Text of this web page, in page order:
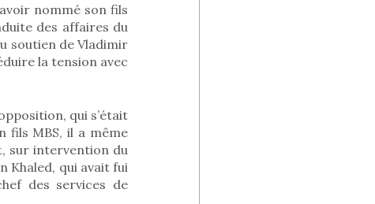
nommé son fils
des affaires du
soutien de Vladimir
la tension avec
qui s’était
fils MBS, il a même
sur intervention du
Khaled, qui avait fui
des services de